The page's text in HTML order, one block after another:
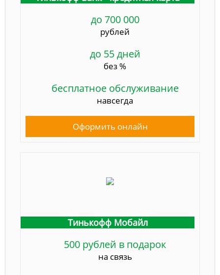
до 700 000
рублей
до 55 дней
без %
бесплатное обслуживание
навсегда
Оформить онлайн
Тинькофф Мобайл
500 рублей в подарок
на связь